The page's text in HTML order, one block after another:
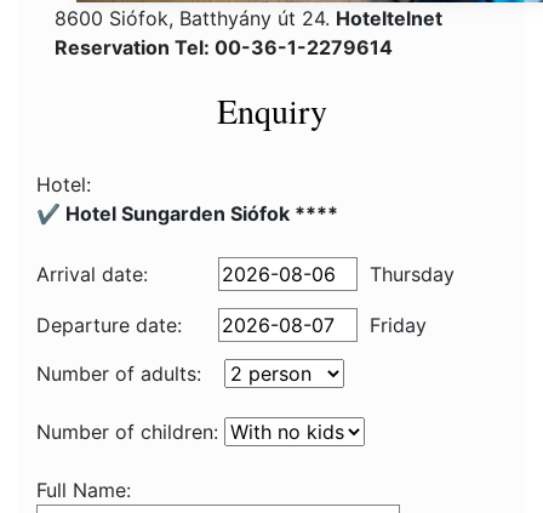
8600 Siófok, Batthyány út 24. Hoteltelnet
Reservation Tel: 00-36-1-2279614
Enquiry
Hotel:
✔️ Hotel Sungarden Siófok ****
Arrival date: Thursday
Departure date:
Friday
Number of adults:
Number of children:
Full Name: